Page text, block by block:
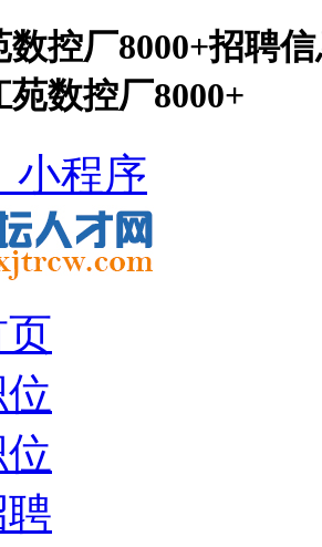
控厂8000+招聘
数控厂8000+
小程序
页